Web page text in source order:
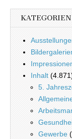
KATEGORIEN
Inhalt
5.
Gewerbe